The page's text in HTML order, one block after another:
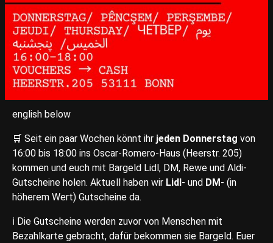
english below
🛒 Seit ein paar Wochen könnt ihr jeden Donnerstag von
16:00 bis 18:00 ins Oscar-Romero-Haus (Heerstr. 205)
kommen und euch mit Bargeld Lidl, DM, Rewe und Aldi-
Gutscheine holen. Aktuell haben wir Lidl- und DM- (in
höherem Wert) Gutscheine da.
ℹ️ Die Gutscheine werden zuvor von Menschen mit
Bezahlkarte gebracht, dafür bekommen sie Bargeld. Euer